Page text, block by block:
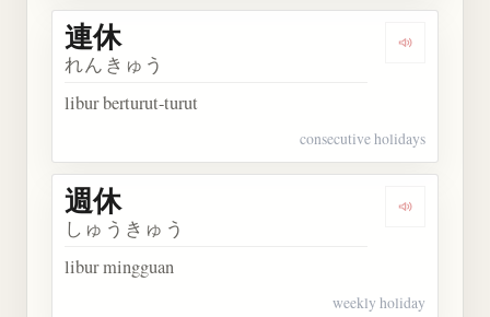
Dengarkan
連休
れんきゅう
libur berturut-turut
consecutive holidays
Dengarkan
週休
しゅうきゅう
libur mingguan
weekly holiday